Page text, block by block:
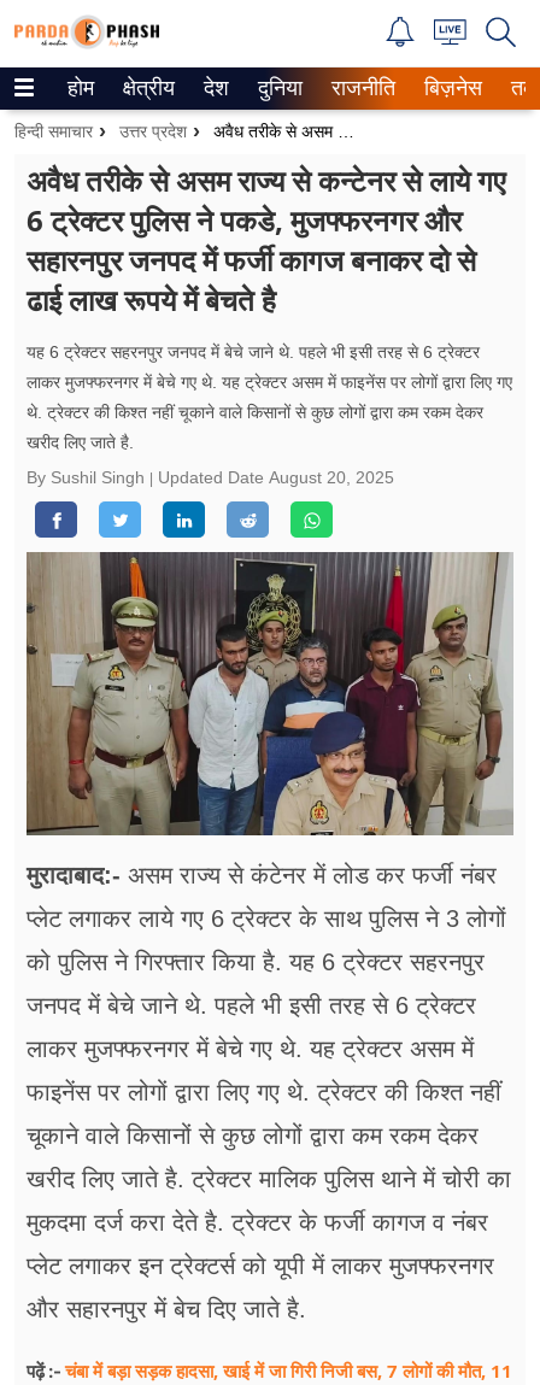
Trending on Google News
ePaper
वेब स्टोरीज
उत्तर प्रदेश
वीडियो
रिलेशनशिप
जीवन मंत्रा
फूड
सेहत
ब्‍यूटी
जॉब्स
अन्य खबरें
होम क्षेत्रीय देश दुनिया राजनीति बिज़नेस
हिन्दी समाचार उत्तर प्रदेश
अवैध तरीके से असम राज्य से कन्टेनर से लाये गए
6 ट्रेक्टर पुलिस ने पकडे, मुजफ्फरनगर और
सहारनपुर जनपद में फर्जी कागज बनाकर दो से
ढाई लाख रूपये में बेचते है
यह 6 ट्रेक्टर सहरनपुर जनपद में बेचे जाने थे. पहले भी इसी तरह से 6 ट्रेक्टर
लाकर मुजफ्फरनगर में बेचे गए थे. यह ट्रेक्टर असम में फाइनेंस पर लोगों द्वारा लिए गए
थे. ट्रेक्टर की किश्त नहीं चूकाने वाले किसानों से कुछ लोगों द्वारा कम रकम देकर
खरीद लिए जाते है.
By Sushil Singh
Updated Date August 20, 2025
मुरादाबाद:- असम राज्य से कंटेनर में लोड कर फर्जी नंबर
प्लेट लगाकर लाये गए 6 ट्रेक्टर के साथ पुलिस ने 3 लोगों
को पुलिस ने गिरफ्तार किया है. यह 6 ट्रेक्टर सहरनपुर
जनपद में बेचे जाने थे. पहले भी इसी तरह से 6 ट्रेक्टर
लाकर मुजफ्फरनगर में बेचे गए थे. यह ट्रेक्टर असम में
फाइनेंस पर लोगों द्वारा लिए गए थे. ट्रेक्टर की किश्त नहीं
चूकाने वाले किसानों से कुछ लोगों द्वारा कम रकम देकर
खरीद लिए जाते है. ट्रेक्टर मालिक पुलिस थाने में चोरी का
मुकदमा दर्ज करा देते है. ट्रेक्टर के फर्जी कागज व नंबर
प्लेट लगाकर इन ट्रेक्टर्स को यूपी में लाकर मुजफ्फरनगर
और सहारनपुर में बेच दिए जाते है.
पढ़ें :-चंबा में बड़ा सड़क हादसा, खाई में जा गिरी निजी बस, 7 लोगों की मौत, 11